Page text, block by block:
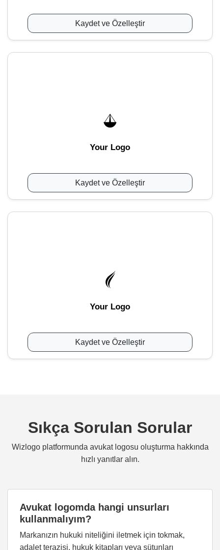
Kaydet ve Özelleştir
Your Logo
Kaydet ve Özelleştir
Your Logo
Kaydet ve Özelleştir
Sıkça Sorulan Sorular
Wizlogo platformunda avukat logosu oluşturma hakkında
hızlı yanıtlar alın.
Avukat logomda hangi unsurları
kullanmalıyım?
Markanızın hukuki niteliğini iletmek için tokmak,
adalet terazisi, hukuk kitapları veya sütunları